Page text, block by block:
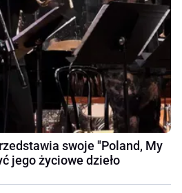
swoje "Poland, My
jego życiowe dzieło